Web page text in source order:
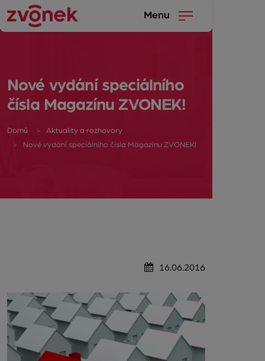
Menu
Nové vydání speciálního
čísla Magazínu ZVONEK!
Domů
Aktuality a rozhovory
Nové vydání speciálního čísla Magazínu ZVONEK!
16.06.2016